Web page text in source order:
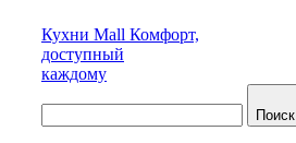
Кухни Mall Комфорт,
доступный
каждому
Поиск